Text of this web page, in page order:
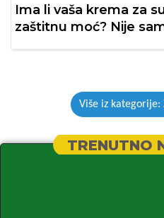
Ima li vaša krema za
zaštitnu moć? Nije
Više iz kategorije:
TRENUTNO